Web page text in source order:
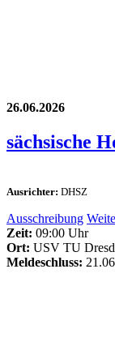
26.06.2026
sächsische
Ausrichter: DHSZ
Ausschreibung
Zeit: 09:00 Uhr
Ort: USV TU
Meldeschluss: